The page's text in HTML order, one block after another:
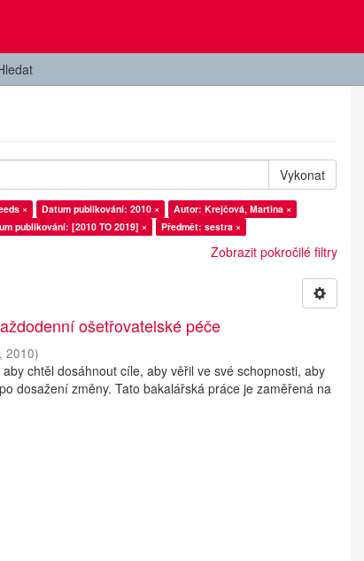
Vykonat
× Datum publikování: 2010 ×
Autor: Krejčová, Martina ×
publikování: [2010 TO 2019] × Předmět: sestra ×
Zobrazit pokročilé filtry
ošetřovatelské péče
,2010)
chtěl dosáhnout cíle, aby věřil ve své schopnosti, aby
dosažení změny. Tato bakalářská práce je zaměřená na